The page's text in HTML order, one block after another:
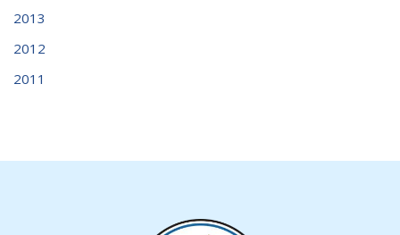
2013
2012
2011